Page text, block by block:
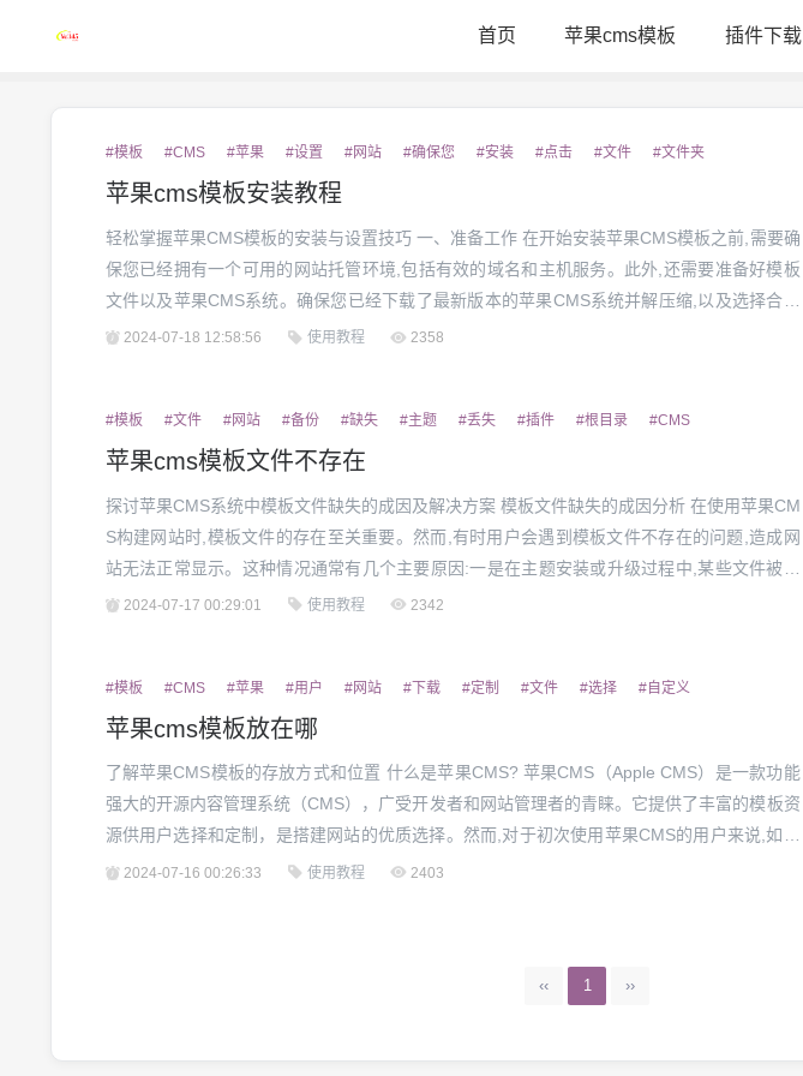
首页 苹果cms模板 插件下载
#模板 #CMS #苹果 #设置 #网站 #确保您 #安装 #点击 #文件 #文件夹
苹果cms模板安装教程
轻松掌握苹果CMS模板的安装与设置技巧 一、准备工作 在开始安装苹果CMS模板之前,需要确
保您已经拥有一个可用的网站托管环境,包括有效的域名和主机服务。此外,还需要准备好模板
文件以及苹果CMS系统。确保您已经下载了最新版本的苹果CMS系统并解压缩,以及选择合适
的模板包。 二、上传模板文件 第一步是将下载的模板文件上传到您的网站根目录下。可以使
2024-07-18 12:58:56 使用教程 2358
#模板 #文件 #网站 #备份 #缺失 #主题 #丢失 #插件 #根目录 #CMS
苹果cms模板文件不存在
探讨苹果CMS系统中模板文件缺失的成因及解决方案 模板文件缺失的成因分析 在使用苹果CM
S构建网站时,模板文件的存在至关重要。然而,有时用户会遇到模板文件不存在的问题,造成网
站无法正常显示。这种情况通常有几个主要原因:一是在主题安装或升级过程中,某些文件被意
外删除或覆盖;二是手动修改或删除了模板文件;三是服务器出现故障导致文件丢失;四是某些第
2024-07-17 00:29:01 使用教程 2342
#模板 #CMS #苹果 #用户 #网站 #下载 #定制 #文件 #选择 #自定义
苹果cms模板放在哪
了解苹果CMS模板的存放方式和位置 什么是苹果CMS? 苹果CMS（Apple CMS）是一款功能
强大的开源内容管理系统（CMS），广受开发者和网站管理者的青睐。它提供了丰富的模板资
源供用户选择和定制，是搭建网站的优质选择。然而,对于初次使用苹果CMS的用户来说,如何
找到并使用这些模板资源仍然是一大难题。 苹果CMS模板的存放位置 苹果CMS模板通常有以
2024-07-16 00:26:33 使用教程 2403
‹‹ 1 ››